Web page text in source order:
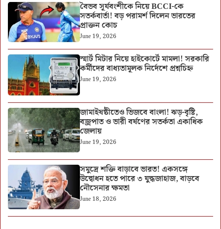
বৈভব সূর্যবংশীকে নিয়ে BCCI-কে
সতর্কবার্তা! বড় পরামর্শ দিলেন ভারতের
প্রাক্তন কোচ
June 19, 2026
স্মার্ট মিটার নিয়ে হাইকোর্টে মামলা! সরকারি
কর্মীদের বাধ্যতামূলক নির্দেশে প্রশ্নচিহ্ন
June 19, 2026
জামাইষষ্ঠীতেও ভিজবে বাংলা! ঝড়-বৃষ্টি,
বজ্রপাত ও ভারী বর্ষণের সতর্কতা একাধিক
জেলায়
June 19, 2026
সমুদ্রে শক্তি বাড়াবে ভারত! একসঙ্গে
উদ্বোধন হতে পারে ৩ যুদ্ধজাহাজ, বাড়বে
নৌসেনার ক্ষমতা
June 18, 2026